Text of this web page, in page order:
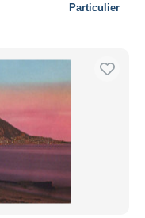
Particulier